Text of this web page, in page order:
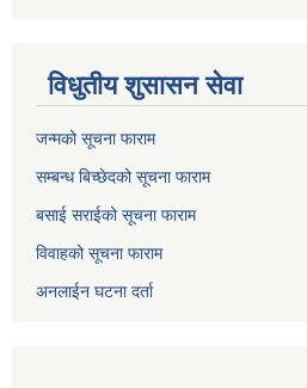
विधुतीय शुसासन सेवा
जन्मको सूचना फाराम
सम्बन्ध बिच्छेदको सूचना फाराम
बसाई सराईको सूचना फाराम
विवाहको सूचना फाराम
अनलाईन घटना दर्ता